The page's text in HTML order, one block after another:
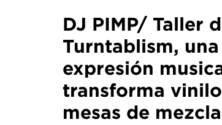
DJ PIMP/ Taller
Turntablism,
expresión
transforma
mesas de